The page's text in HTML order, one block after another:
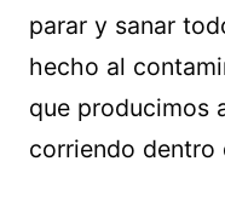
parar y sanar
hecho al
que producimos
corriendo dentro